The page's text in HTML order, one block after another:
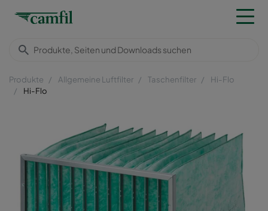
Produkte Allgemeine Luftfilter Taschenfilter
Hi-Flo
Hi-Flo